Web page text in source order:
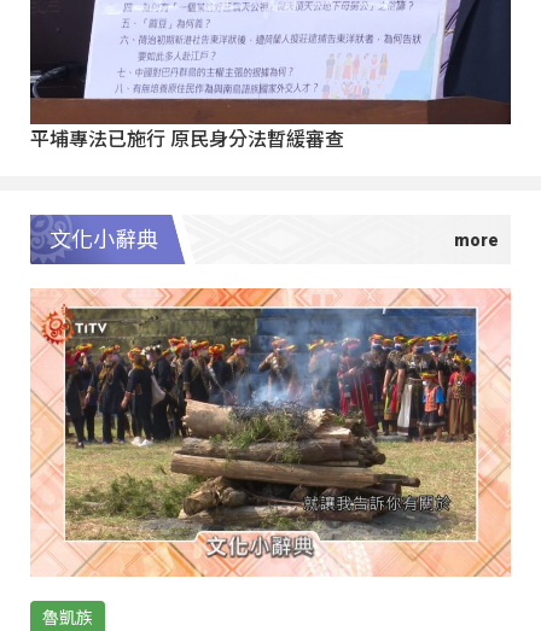
平埔專法已施行 原民身分法暫緩審查
文化小辭典
魯凱族